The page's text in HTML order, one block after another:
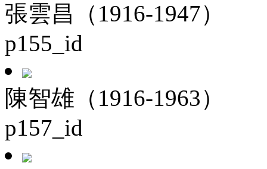
張雲昌（1916-1947）
p155_id
陳智雄（1916-1963）
p157_id